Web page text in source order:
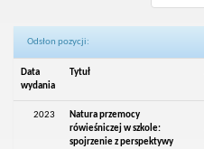
Odsłon pozycji:
Data
wydania
Tytuł
2023
Natura przemocy
rówieśniczej w szkole:
spojrzenie z perspektywy